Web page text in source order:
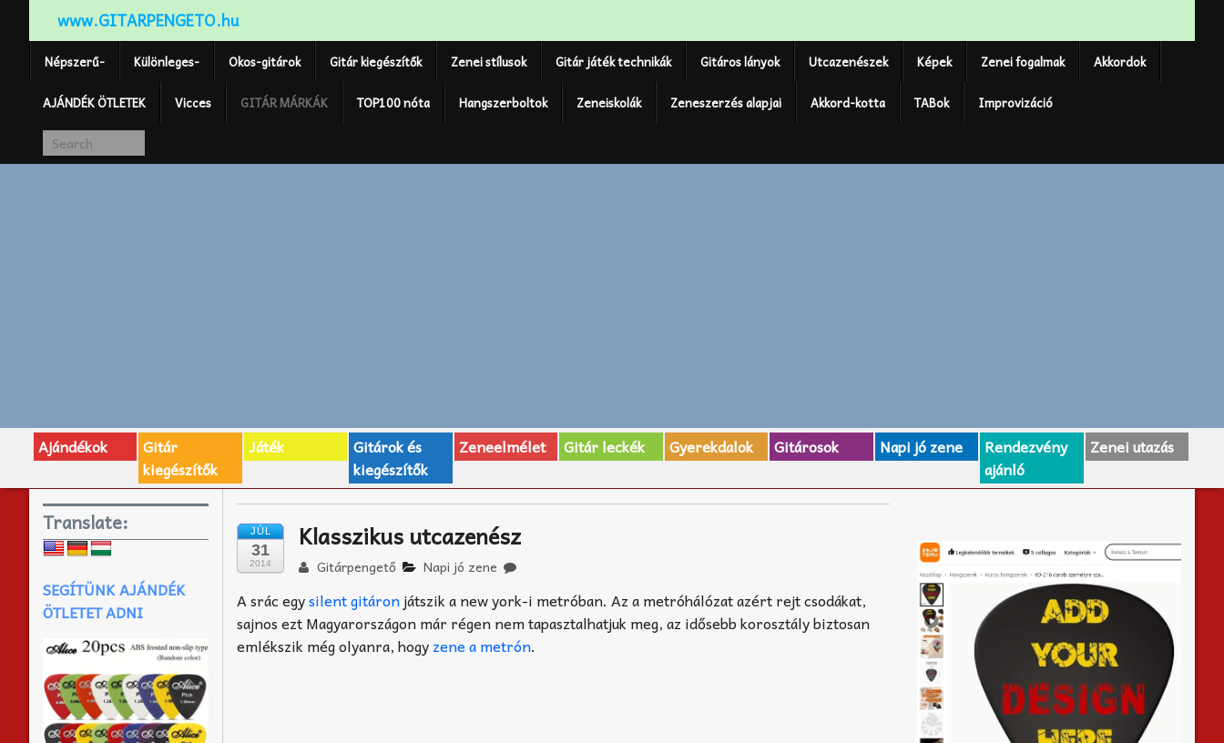
www.GITARPENGETO.hu
Népszerű- Különleges- Okos-gitárok Gitár kiegészítők Zenei stílusok Gitár játék technikák Gitáros lányok Utcazenészek Képek Zenei fogalmak Akkordok
AJÁNDÉK ÖTLETEK Vicces GITÁR MÁRKÁK TOP100 nóta Hangszerboltok Zeneiskolák Zeneszerzés alapjai Akkord-kotta TABok Improvizáció
Ajándékok
Gitár
kiegészítők
Játék
Gitárok és
kiegészítők
Zeneelmélet Gitár leckék Gyerekdalok Gitárosok Napi jó zene
Rendezvény
ajánló
Zenei utazás
JÚL
31
2014
Klasszikus utcazenész
Gitárpengető Napi jó zene
A srác egysilent gitáronjátszik a new york-i metróban. Az a metróhálózat azért rejt csodákat,
sajnos ezt Magyarországon már régen nem tapasztalhatjuk meg, az idősebb korosztály biztosan
emlékszik még olyanra, hogyzene a metrón.
Translate:
SEGÍTÜNK AJÁNDÉK
ÖTLETET ADNI